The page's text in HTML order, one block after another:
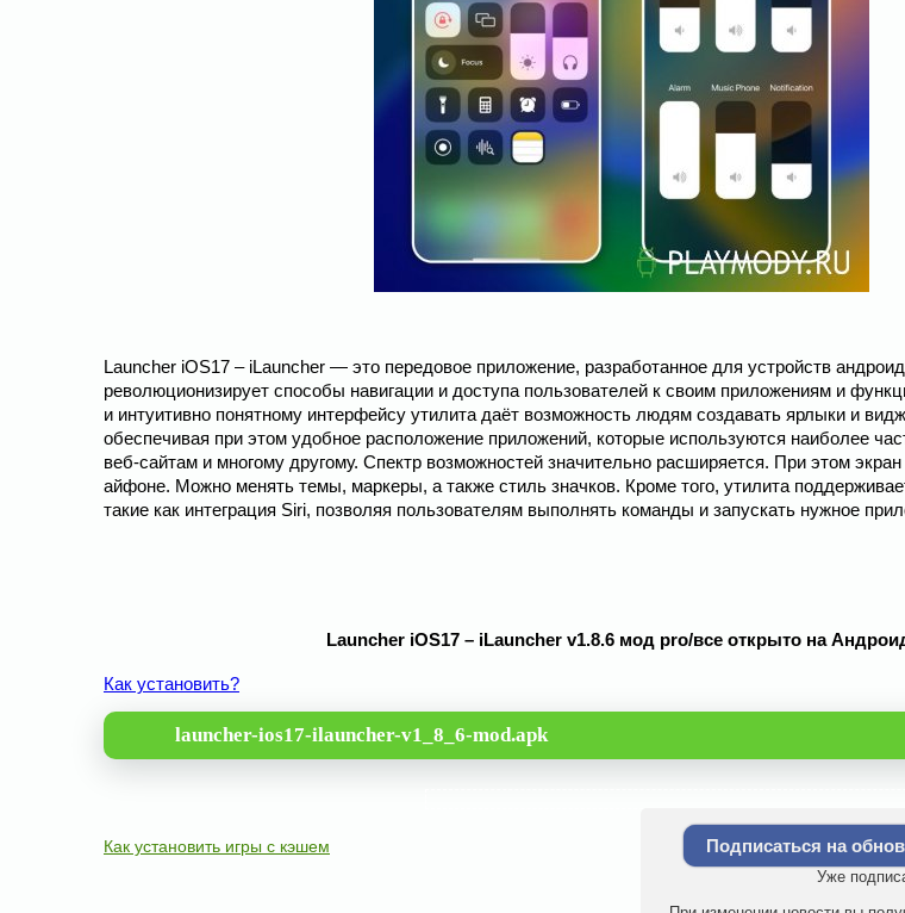
Launcher iOS17 – iLauncher — это передовое приложение, разработанное для устройств
революционизирует способы навигации и доступа пользователей к своим приложениям и
и интуитивно понятному интерфейсу утилита даёт возможность людям создавать ярлыки и
обеспечивая при этом удобное расположение приложений, которые используются наиболее
веб-сайтам и многому другому. Спектр возможностей значительно расширяется. При этом
айфоне. Можно менять темы, маркеры, а также стиль значков. Кроме того, утилита
такие как интеграция Siri, позволяя пользователям выполнять команды и запускать нужное
Launcher iOS17 – iLauncher v1.8.6 мод pro/все открыто на
Как установить?
launcher-ios17-ilauncher-v1_8_6-mod.apk
Как установить игры с кэшем Подписаться на
Уже